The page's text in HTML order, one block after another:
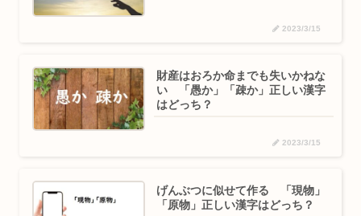
2023/3/15
財産はおろか命までも失いかねな
い 「愚か」「疎か」正しい漢字
はどっち？
2023/3/15
げんぶつに似せて作る 「現物」
「原物」正しい漢字はどっち？